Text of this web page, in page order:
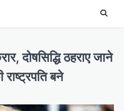
दोषसिद्धि ठहराए जाने
बने